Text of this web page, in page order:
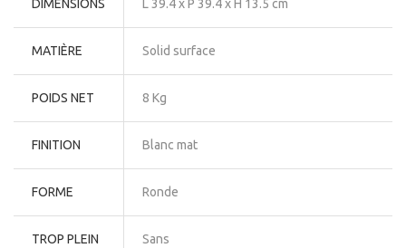
DIMENSIONS L 39.4 x P 39.4 x H 13.5 cm
MATIÈRE Solid surface
POIDS NET 8 Kg
FINITION Blanc mat
FORME Ronde
TROP PLEIN Sans